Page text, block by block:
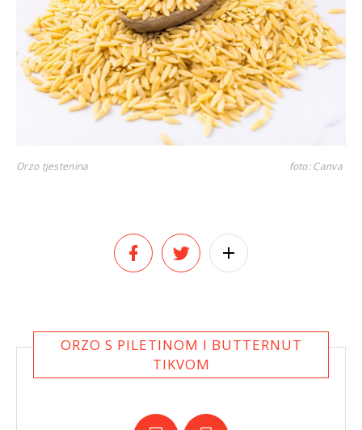
Orzo tjestenina foto: Canva
ORZO S PILETINOM I BUTTERNUT
TIKVOM